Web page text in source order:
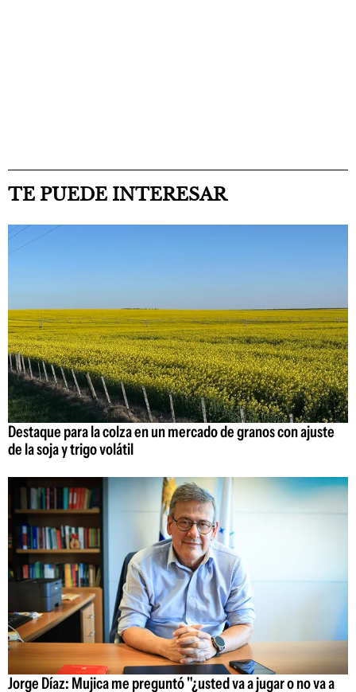
TE PUEDE INTERESAR
Destaque para la colza en un mercado de granos con ajuste
de la soja y trigo volátil
Jorge Díaz: Mujica me preguntó "¿usted va a jugar o no va a